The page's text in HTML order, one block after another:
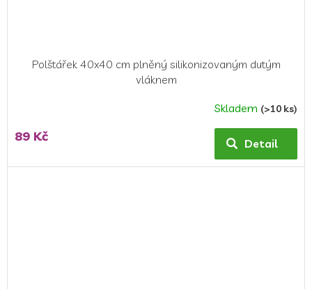
Polštářek 40x40 cm plněný silikonizovaným dutým
vláknem
Skladem (>10 ks)
89 Kč Detail